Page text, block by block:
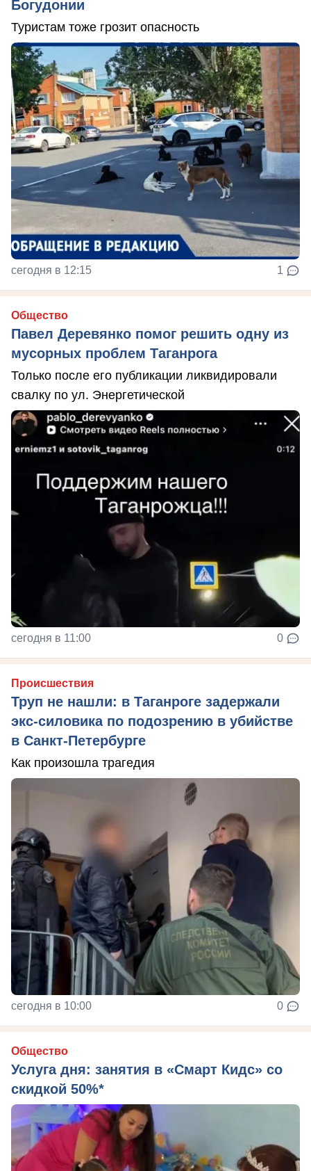
Богудонии
Туристам тоже грозит опасность
сегодня в 12:15 1
Общество
Павел Деревянко помог решить одну из
мусорных проблем Таганрога
Только после его публикации ликвидировали
свалку по ул. Энергетической
сегодня в 11:00 0
Происшествия
Труп не нашли: в Таганроге задержали
экс-силовика по подозрению в убийстве
в Санкт-Петербурге
Как произошла трагедия
сегодня в 10:00 0
Общество
Услуга дня: занятия в «Смарт Кидс» со
скидкой 50%*